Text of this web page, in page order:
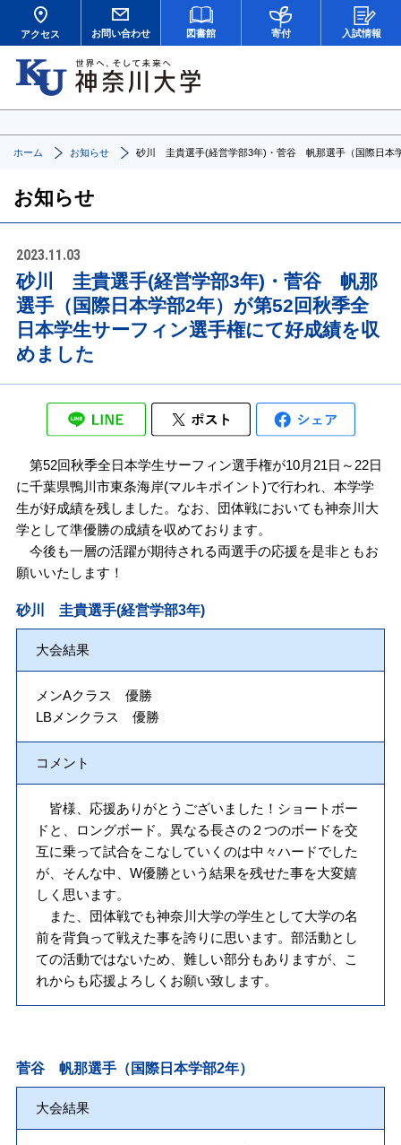
アクセス お問い合わせ 図書館 寄付 入試情報
ホーム お知らせ 砂川 圭貴選手(経営学部3年)・菅谷 帆那選手（国際日本
お知らせ
2023.11.03
砂川 圭貴選手(経営学部3年)・菅谷 帆那
選手（国際日本学部2年）が第52回秋季全
日本学生サーフィン選手権にて好成績を収
めました
第52回秋季全日本学生サーフィン選手権が10月21日～22日
に千葉県鴨川市東条海岸(マルキポイント)で行われ、本学学
生が好成績を残しました。なお、団体戦においても神奈川大
学として準優勝の成績を収めております。
今後も一層の活躍が期待される両選手の応援を是非ともお
願いいたします！
砂川 圭貴選手(経営学部3年)
大会結果
メンAクラス 優勝
LBメンクラス 優勝
コメント
皆様、応援ありがとうございました！ショートボー
ドと、ロングボード。異なる長さの２つのボードを交
互に乗って試合をこなしていくのは中々ハードでした
が、そんな中、W優勝という結果を残せた事を大変嬉
しく思います。
また、団体戦でも神奈川大学の学生として大学の名
前を背負って戦えた事を誇りに思います。部活動とし
ての活動ではないため、難しい部分もありますが、こ
れからも応援よろしくお願い致します。
菅谷 帆那選手（国際日本学部2年）
大会結果